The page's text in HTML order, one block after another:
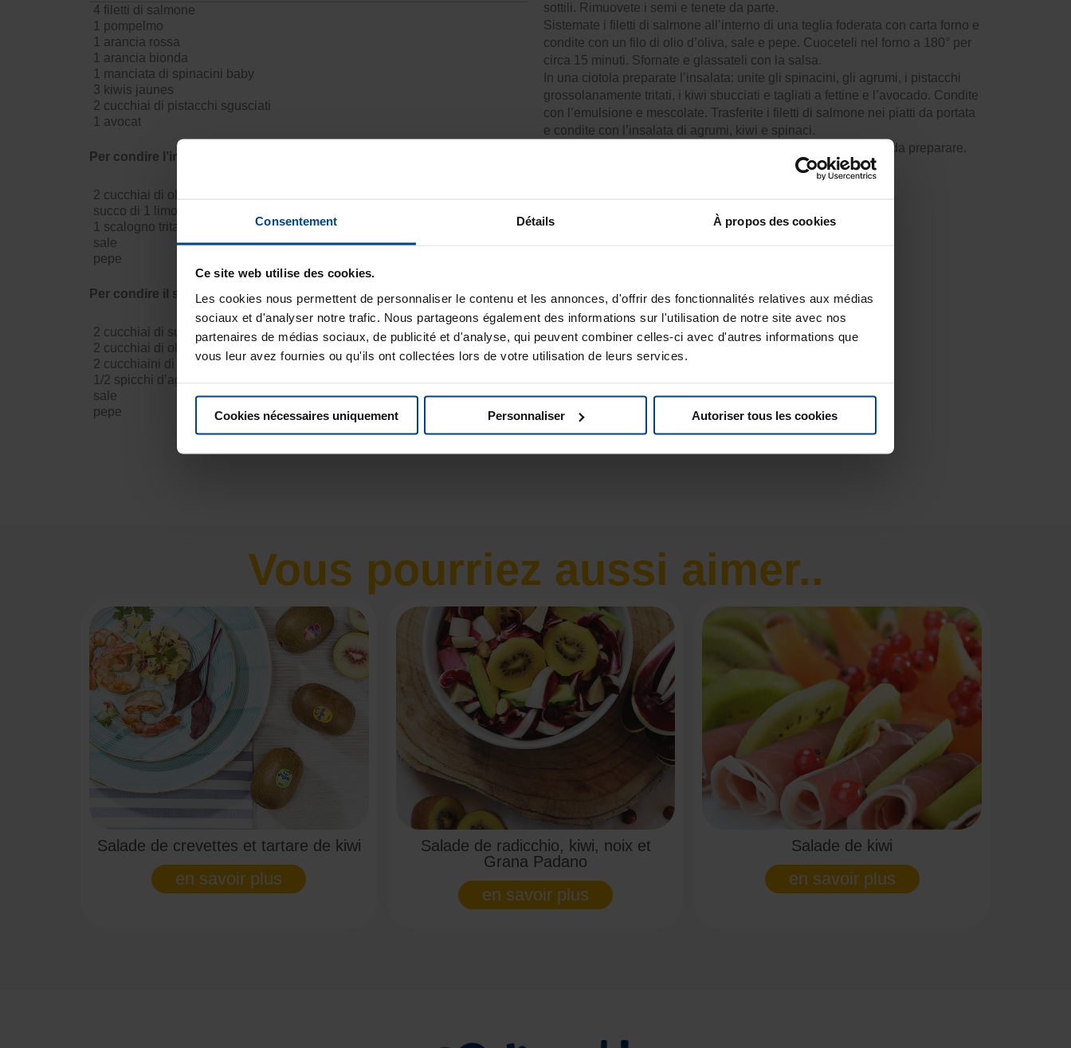
Consentement Détails À propos des cookies
Ce site web utilise des cookies.
Les cookies nous permettent de personnaliser le contenu et les annonces, d'offrir des fonctionnalités relatives aux médias
sociaux et d'analyser notre trafic. Nous partageons également des informations sur l'utilisation de notre site avec nos
partenaires de médias sociaux, de publicité et d'analyse, qui peuvent combiner celles-ci avec d'autres informations que
vous leur avez fournies ou qu'ils ont collectées lors de votre utilisation de leurs services.
Cookies nécessaires uniquement Personnaliser Autoriser tous les cookies
4 filetti di salmone
1 pompelmo
1 arancia rossa
1 arancia bionda
1 manciata di spinacini baby
3 kiwis jaunes
2 cucchiai di pistacchi sgusciati
1 avocat
Per condire l’insalata:
2 cucchiai di olio di oliva
succo di 1 limone
1 scalogno tritato
sale
pepe
Per condire il salmone:
2 cucchiai di succo d’arancia filtrato
2 cucchiai di olio di oliva
2 cucchiaini di senape di Digione
1/2 spicchi d’aglio
sale
pepe
sottili. Rimuovete i semi e tenete da parte.
Sistemate i filetti di salmone all’interno di una teglia foderata con carta forno e
condite con un filo di olio d’oliva, sale e pepe. Cuoceteli nel forno a 180° per
circa 15 minuti. Sfornate e glassateli con la salsa.
In una ciotola preparate l’insalata: unite gli spinacini, gli agrumi, i pistacchi
grossolanamente tritati, i kiwi sbucciati e tagliati a fettine e l’avocado. Condite
con l’emulsione e mescolate. Trasferite i filetti di salmone nei piatti da portata
e condite con l’insalata di agrumi, kiwi e spinaci.
Il filetto di salmone con kiwi gold al forno è un piatto e veloce da preparare.
Cerchi altre ispirazioni leggere e salutari per la tua tavola?
Vous pourriez aussi aimer..
Salade de crevettes et tartare de kiwi
en savoir plus
Salade de radicchio, kiwi, noix et
Grana Padano
en savoir plus
Salade de kiwi
en savoir plus